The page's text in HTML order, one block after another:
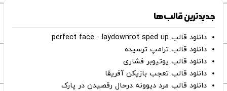
جدیدترین قالب‌ها
دانلود قالب perfect face - laydownrot sped up
دانلود قالب ترامپ ترسیده
دانلود قالب یوتیوبر فشاری
دانلود قالب تعجب بازیکن آفریقا
دانلود قالب مرد دیوونه درحال رقصیدن در پارک